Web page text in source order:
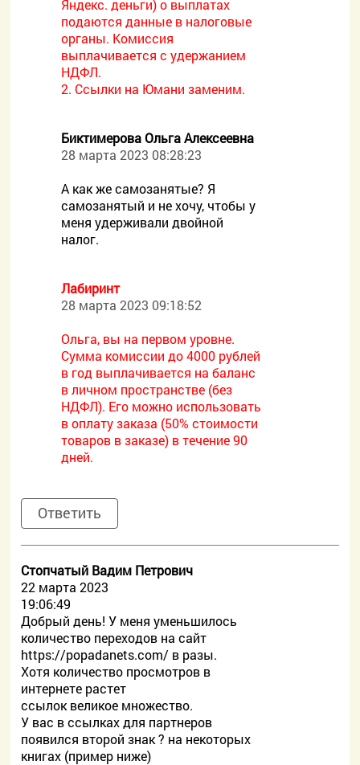
Яндекс. деньги) о выплатах
подаются данные в налоговые
органы. Комиссия
выплачивается с удержанием
НДФЛ.
2. Ссылки на Юмани заменим.
Биктимерова Ольга Алексеевна
28 марта 2023 08:28:23
А как же самозанятые? Я
самозанятый и не хочу, чтобы у
меня удерживали двойной
налог.
Лабиринт
28 марта 2023 09:18:52
Ольга, вы на первом уровне.
Сумма комиссии до 4000 рублей
в год выплачивается на баланс
в личном пространстве (без
НДФЛ). Его можно использовать
в оплату заказа (50% стоимости
товаров в заказе) в течение 90
дней.
Ответить
Стопчатый Вадим Петрович
22 марта 2023
19:06:49
Добрый день! У меня уменьшилось
количество переходов на сайт
https://popadanets.com/ в разы.
Хотя количество просмотров в
интернете растет
ссылок великое множество.
У вас в ссылках для партнеров
появился второй знак ? на некоторых
книгах (пример ниже)